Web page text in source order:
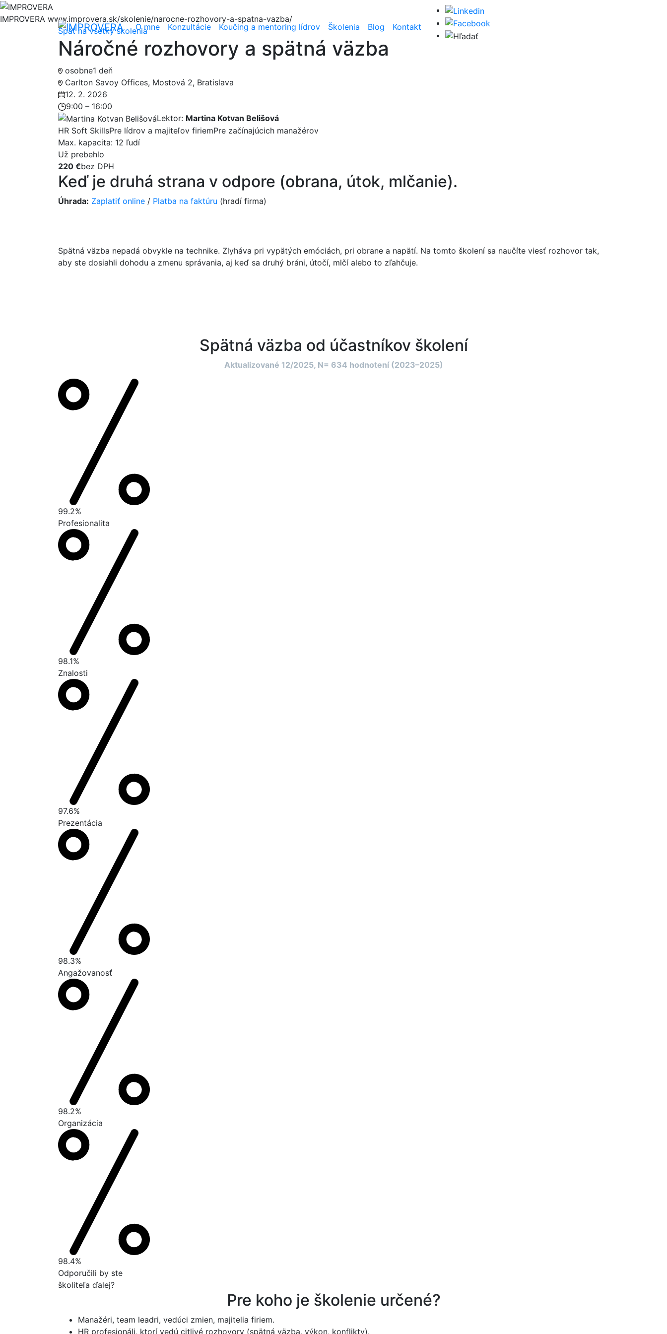
Hore
IMPROVERA www.improvera.sk/skolenie/narocne-rozhovory-a-spatna-vazba/
O mne
Konzultácie Koučing a mentoring lídrov Školenia Blog Kontakt
Hľadať
Späť na všetky školenia
Náročné rozhovory a spätná väzba
osobne1 deň
Carlton Savoy Offices, Mostová 2, Bratislava
12. 2. 2026
9:00 – 16:00
Lektor: Martina Kotvan Belišová
HR Soft SkillsPre lídrov a majiteľov firiemPre začínajúcich manažérov
Max. kapacita: 12 ľudí
Už prebehlo
220 €bez DPH
Keď je druhá strana v odpore (obrana, útok, mlčanie).
Úhrada: Zaplatiť online / Platba na faktúru (hradí firma)
Spätná väzba nepadá obvykle na technike. Zlyháva pri vypätých emóciách, pri obrane a napätí. Na tomto školení sa naučíte viesť rozhovor tak,
aby ste dosiahli dohodu a zmenu správania, aj keď sa druhý bráni, útočí, mlčí alebo to zľahčuje.
Spätná väzba od účastníkov školení
Aktualizované 12/2025, N= 634 hodnotení (2023–2025)
99.2%
Profesionalita
98.1%
Znalosti
97.6%
Prezentácia
98.3%
Angažovanosť
98.2%
Organizácia
98.4%
Odporučili by ste
školiteľa ďalej?
Pre koho je školenie určené?
Manažéri, team leadri, vedúci zmien, majitelia firiem.
HR profesionáli, ktorí vedú citlivé rozhovory (spätná väzba, výkon, konflikty).